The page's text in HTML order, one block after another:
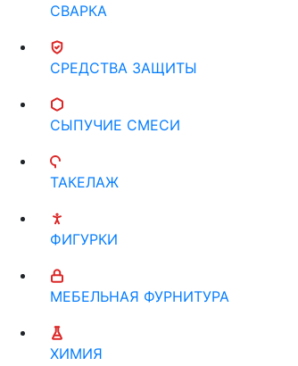
СВАРКА
СРЕДСТВА ЗАЩИТЫ
СЫПУЧИЕ СМЕСИ
ТАКЕЛАЖ
ФИГУРКИ
МЕБЕЛЬНАЯ ФУРНИТУРА
ХИМИЯ